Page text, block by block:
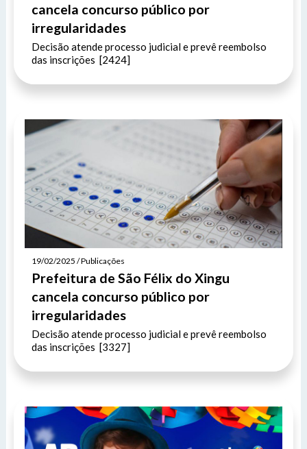
cancela concurso público por
irregularidades
Decisão atende processo judicial e prevê reembolso
das inscrições [2424]
19/02/2025 / Publicações
Prefeitura de São Félix do Xingu
cancela concurso público por
irregularidades
Decisão atende processo judicial e prevê reembolso
das inscrições [3327]